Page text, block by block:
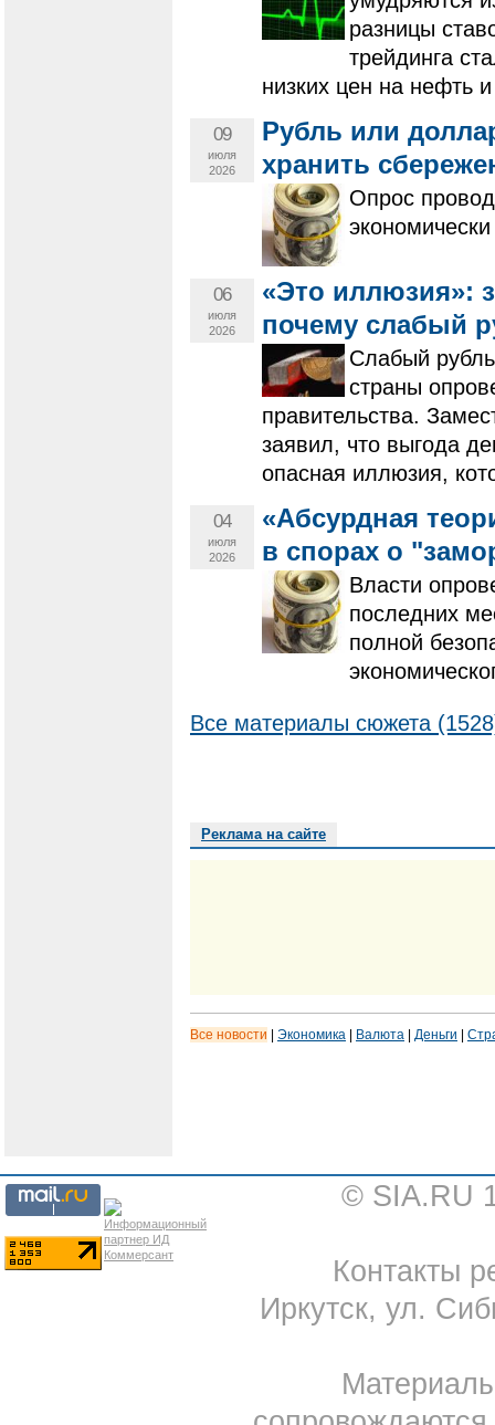
разницы
трейдинга
низких цен на нефть
09
июля
2026
Рубль или
хранить
Опрос
06
июля
2026
«Это иллюзия»:
почему слабый
Слабый
страны
правительства.
заявил, что выгода
опасная иллюзия,
04
июля
2026
«Абсурдная
в спорах о
Власти
последних
полной
Все материалы сюжета
Реклама на сайте
Все новости Экономика Валюта Деньги
© SIA.RU
Контакты
Иркутск, ул.